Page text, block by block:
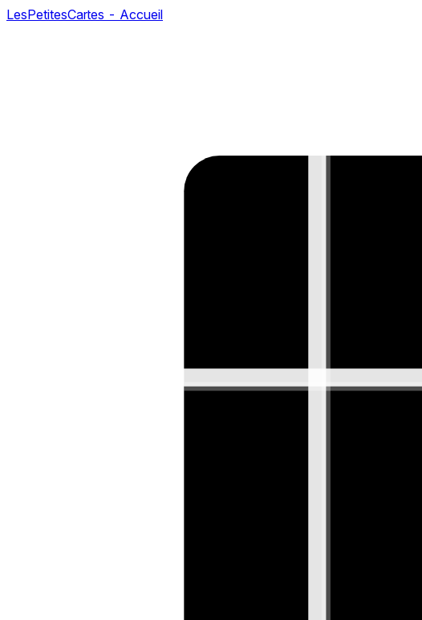
LesPetitesCartes - Accueil